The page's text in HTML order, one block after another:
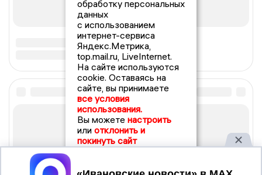
обработку персональных
данных
с использованием
интернет-сервиса
Яндекс.Метрика,
top.mail.ru, LiveInternet.
На сайте используются
cookie. Оставаясь на
сайте, вы принимаете
все условия
использования.
Вы можете настроить
или отклонить и
покинуть сайт
Принять